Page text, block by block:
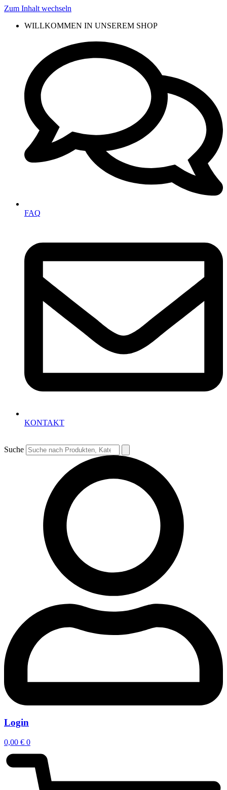
Zum Inhalt wechseln
WILLKOMMEN IN UNSEREM SHOP
FAQ
KONTAKT
Suche
Login
0,00 € 0